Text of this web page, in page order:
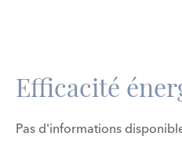
Efficacité
Pas d'informations